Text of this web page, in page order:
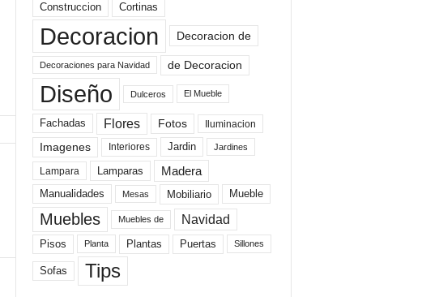
Construccion Cortinas
Decoracion Decoracion de
Decoraciones para Navidad de Decoracion
Diseño Dulceros El Mueble
Fachadas Flores Fotos Iluminacion
Imagenes Interiores Jardin Jardines
Lampara Lamparas Madera
Manualidades Mesas Mobiliario Mueble
Muebles Muebles de Navidad
Pisos Planta Plantas Puertas Sillones
Sofas Tips